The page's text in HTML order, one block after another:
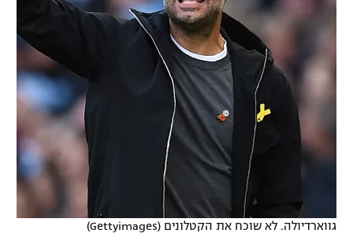
גווארדיולה. לא שוכח את הקטלונים (Gettyimages)